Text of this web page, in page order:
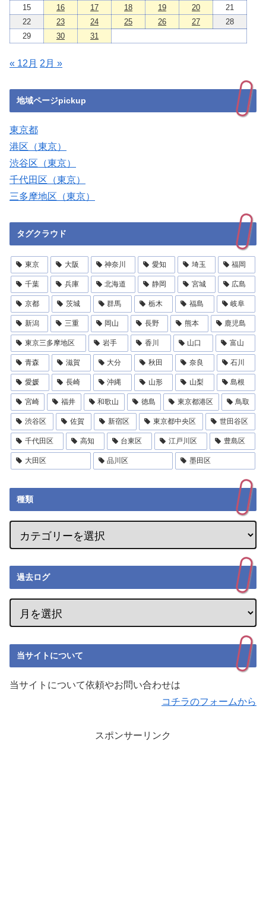
15
16 17 18 19 20
21
22
23 24 25 26 27
28
29
30 31
« 12月 2月 »
地域ページpickup
東京都
港区（東京）
渋谷区（東京）
千代田区（東京）
三多摩地区（東京）
タグクラウド
東京 大阪 神奈川 愛知 埼玉 福岡
千葉 兵庫 北海道 静岡 宮城 広島
京都 茨城 群馬 栃木 福島 岐阜
新潟 三重 岡山 長野 熊本 鹿児島
東京三多摩地区 岩手 香川 山口 富山
青森 滋賀 大分 秋田 奈良 石川
愛媛 長崎 沖縄 山形 山梨 島根
宮崎 福井 和歌山 徳島 東京都港区 鳥取
渋谷区 佐賀 新宿区 東京都中央区 世田谷区
千代田区 高知 台東区 江戸川区 豊島区
大田区 品川区 墨田区
種類
過去ログ
当サイトについて
当サイトについて依頼やお問い合わせは
コチラのフォームから
スポンサーリンク